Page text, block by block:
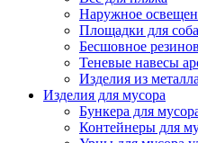
Наружное
Площадки для
Бесшовное
Теневые навесы
Изделия из
Изделия для мусора
Бункера для
Контейнеры для